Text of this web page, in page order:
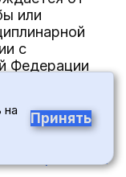
или
с
Федерации
на
Принять